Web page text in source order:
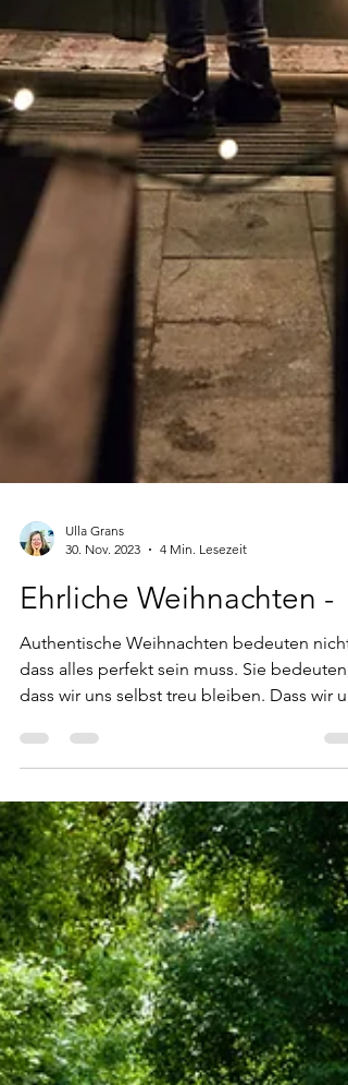
30. Nov. 2023
4 Min. Lesezeit
Ehrliche Weihnachten -
Authentische Weihnachten bedeuten nicht,
dass alles perfekt sein muss. Sie bedeuten,
erlauben